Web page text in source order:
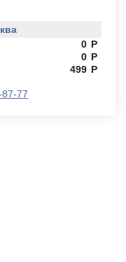
0 Р
0 Р
499 Р
77